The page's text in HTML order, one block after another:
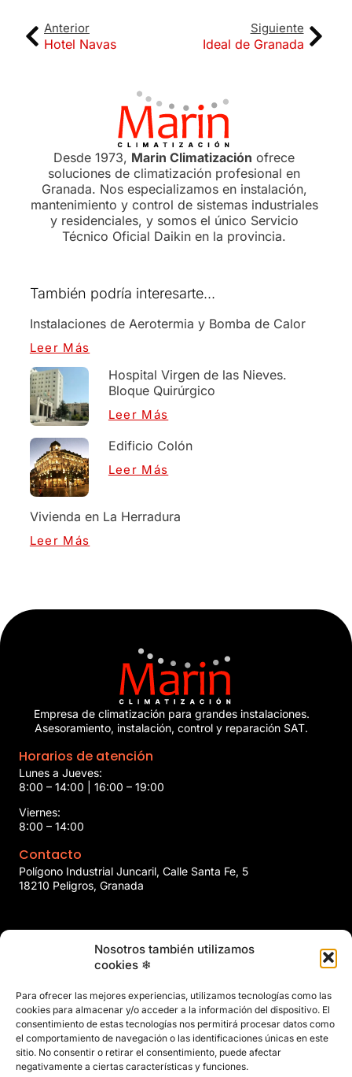
Nosotros también utilizamos
cookies ❄
Para ofrecer las mejores experiencias, utilizamos tecnologías como las
cookies para almacenar y/o acceder a la información del dispositivo. El
consentimiento de estas tecnologías nos permitirá procesar datos como
el comportamiento de navegación o las identificaciones únicas en este
sitio. No consentir o retirar el consentimiento, puede afectar
negativamente a ciertas características y funciones.
Anterior
Hotel Navas
Siguiente
Ideal de Granada
Desde 1973, Marin Climatización ofrece
soluciones de climatización profesional en
Granada. Nos especializamos en instalación,
mantenimiento y control de sistemas industriales
y residenciales, y somos el único Servicio
Técnico Oficial Daikin en la provincia.
También podría interesarte...
Instalaciones de Aerotermia y Bomba de Calor
Leer Más
Hospital Virgen de las Nieves.
Bloque Quirúrgico
Leer Más
Edificio Colón
Leer Más
Vivienda en La Herradura
Leer Más
Empresa de climatización para grandes instalaciones.
Asesoramiento, instalación, control y reparación SAT.
Horarios de atención
Lunes a Jueves:
8:00 – 14:00 | 16:00 – 19:00
Viernes:
8:00 – 14:00
Contacto
Polígono Industrial Juncaril, Calle Santa Fe, 5
18210 Peligros, Granada
marin@marinclimatizacion.com
el Trabajo
Aviso Legal
Privacidad
Políticas de Cookies